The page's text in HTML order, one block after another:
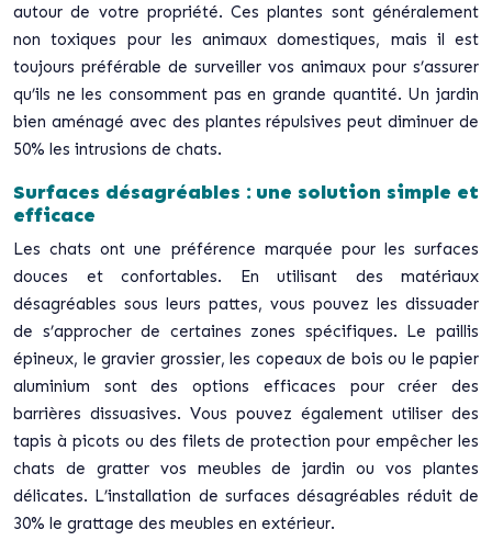
autour de votre propriété. Ces plantes sont généralement
non toxiques pour les animaux domestiques, mais il est
toujours préférable de surveiller vos animaux pour s’assurer
qu’ils ne les consomment pas en grande quantité. Un jardin
bien aménagé avec des plantes répulsives peut diminuer de
50% les intrusions de chats.
Surfaces désagréables : une solution simple et
efficace
Les chats ont une préférence marquée pour les surfaces
douces et confortables. En utilisant des matériaux
désagréables sous leurs pattes, vous pouvez les dissuader
de s’approcher de certaines zones spécifiques. Le paillis
épineux, le gravier grossier, les copeaux de bois ou le papier
aluminium sont des options efficaces pour créer des
barrières dissuasives. Vous pouvez également utiliser des
tapis à picots ou des filets de protection pour empêcher les
chats de gratter vos meubles de jardin ou vos plantes
délicates. L’installation de surfaces désagréables réduit de
30% le grattage des meubles en extérieur.